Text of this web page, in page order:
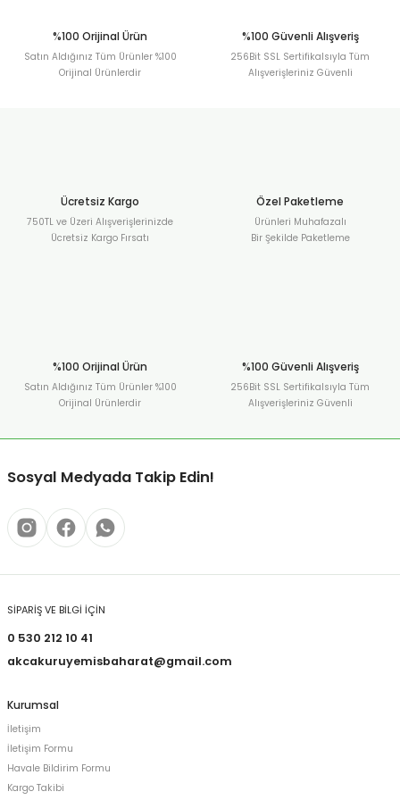
%100 Orijinal Ürün
Satın Aldığınız Tüm Ürünler %100
Orijinal Ürünlerdir
%100 Güvenli Alışveriş
256Bit SSL Sertifikalsıyla Tüm
Alışverişleriniz Güvenli
Ücretsiz Kargo
750TL ve Üzeri Alışverişlerinizde
Ücretsiz Kargo Fırsatı
Özel Paketleme
Ürünleri Muhafazalı
Bir Şekilde Paketleme
%100 Orijinal Ürün
Satın Aldığınız Tüm Ürünler %100
Orijinal Ürünlerdir
%100 Güvenli Alışveriş
256Bit SSL Sertifikalsıyla Tüm
Alışverişleriniz Güvenli
Sosyal Medyada Takip Edin!
SİPARİŞ VE BİLGİ İÇİN
0 530 212 10 41
akcakuruyemisbaharat@gmail.com
Kurumsal
İletişim
İletişim Formu
Havale Bildirim Formu
Kargo Takibi